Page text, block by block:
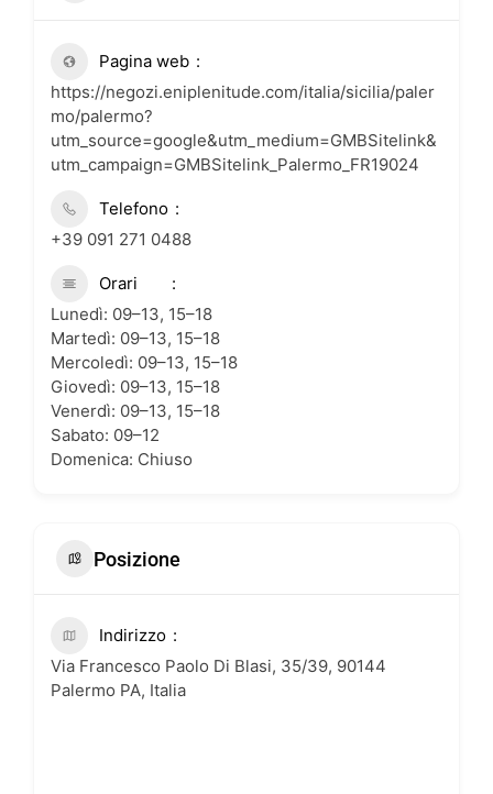
Pagina web
https://negozi.eniplenitude.com/italia/sicilia/paler
mo/palermo?
utm_source=google&utm_medium=GMBSitelink&
utm_campaign=GMBSitelink_Palermo_FR19024
Telefono
+39 091 271 0488
Orari
Lunedì: 09–13, 15–18
Martedì: 09–13, 15–18
Mercoledì: 09–13, 15–18
Giovedì: 09–13, 15–18
Venerdì: 09–13, 15–18
Sabato: 09–12
Domenica: Chiuso
Posizione
Indirizzo
Via Francesco Paolo Di Blasi, 35/39, 90144
Palermo PA, Italia